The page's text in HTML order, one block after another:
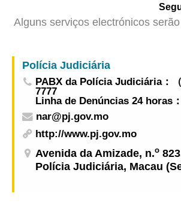
Alguns serviços electrónicos
Polícia Judiciária
PABX da Polícia Judiciária：
7777
Linha de Denúncias 24 horas
nar@pj.gov.mo
http://www.pj.gov.mo
Avenida da Amizade, n.o
Polícia Judiciária, Macau